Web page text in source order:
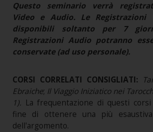
Questo seminario verrà
Video e Audio. Le Registrazioni
disponibili soltanto per 7
Registrazioni Audio potranno
conservate (ad uso personale).
CORSI CORRELATI CONSIGLIATI:
Ebraiche; Il Viaggio Iniziatico nei
1). La frequentazione di questi
fine di ottenere una più esaustiva
dell'argomento.